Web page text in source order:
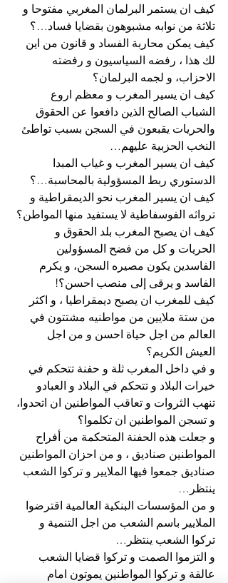
كيف ان يستمر البرلمان المغربي مفتوحا و
تلاثة من نوابه مشبوهون بقضايا فساد…؟
كيف يمكن محاربة الفساد و قانون من اين
لك هذا ، رفضه السياسيون و رفضته
الاحزاب، و لجمه البرلمان؟
كيف ان يسير المغرب و معظم اروع
الشباب الصالح الذين دافعوا عن الحقوق
والحريات يقبعون في السجن بسبب تواطئ
النخب الحزبية عليهم…
كيف ان يسير المغرب و غياب المبدا
الدستوري ربط المسؤولية بالمحاسبة…؟
كيف ان يسير المغرب نحو الديمقراطية و
ترواثه الفوسفاطية لا يستفيد منها المواطن؟
كيف ان يصبح المغرب بلد الحقوق و
الحريات و كل من فضح المسؤولين
الفاسدين يكون مصيره السجن، و يكرم
الفاسد و يرقى إلى منصب احسن؟!
كيف للمغرب ان يصبح ديمقراطيا ، و اكثر
من ستة ملايين من مواطنيه مشتتون في
العالم من اجل حياة احسن و من اجل
العيش الكريم؟
و في داخل المغرب ثلة و حفنة تتحكم في
خيرات البلاد و تتحكم في البلاد و العبادو
تنهب الثروات و تعاقب المواطنين ان اتحدوا،
و تسجن المواطنين ان تكلموا؟
و جعلت هذه الحفنة المتحكمة من أفراح
المواطنين صناديق ، و من احزان المواطنين
صناديق جمعوا فيها الملايير و تركوا الشعب
ينتظر…
و من المؤسسات البنكية العالمية اقترضوا
الملايير باسم الشعب من اجل التنمية و
تركوا الشعب ينتظر…
و التزموا الصمت و تركوا قضايا الشعب
عالقة و تركوا المواطنين يموتون امام